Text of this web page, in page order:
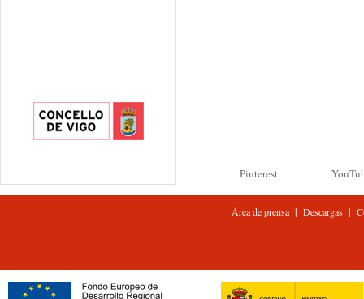
Pinterest
Área de prensa| Descargas|